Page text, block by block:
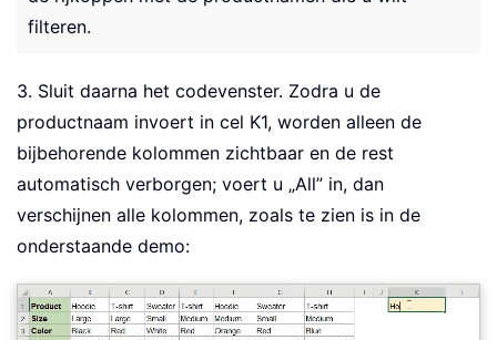
filteren.
3. Sluit daarna het codevenster. Zodra u de
productnaam invoert in cel K1, worden alleen de
bijbehorende kolommen zichtbaar en de rest
automatisch verborgen; voert u „All” in, dan
verschijnen alle kolommen, zoals te zien is in de
onderstaande demo: